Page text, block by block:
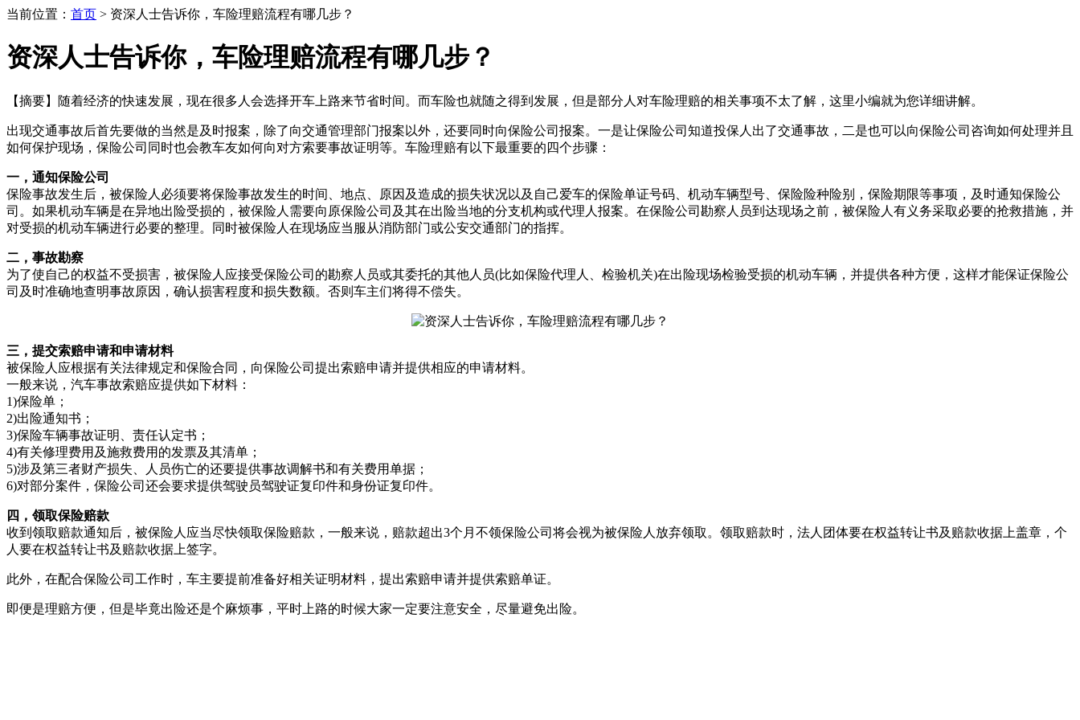
当前位置： 首页 > 资深人士告诉你，车险理赔流程有哪几步？
资深人士告诉你，车险理赔流程有哪几步？
【摘要】 随着经济的快速发展，现在很多人会选择开车上路来节省时间。而车险也就随之得到发展，但是部分人对车险理赔的相关事项不太了解，这里小编就为您详细讲解。
出现交通事故后首先要做的当然是及时报案，除了向交通管理部门报案以外，还要同时向保险公司报案。一是让保险公司知道投保人出了交通事故，二是也可以向保险公司咨询如何处理并且
如何保护现场，保险公司同时也会教车友如何向对方索要事故证明等。车险理赔有以下最重要的四个步骤：
一，通知保险公司
保险事故发生后，被保险人必须要将保险事故发生的时间、地点、原因及造成的损失状况以及自己爱车的保险单证号码、机动车辆型号、保险险种险别，保险期限等事项，及时通知保险公
司。如果机动车辆是在异地出险受损的，被保险人需要向原保险公司及其在出险当地的分支机构或代理人报案。在保险公司勘察人员到达现场之前，被保险人有义务采取必要的抢救措施，并
对受损的机动车辆进行必要的整理。同时被保险人在现场应当服从消防部门或公安交通部门的指挥。
二，事故勘察
为了使自己的权益不受损害，被保险人应接受保险公司的勘察人员或其委托的其他人员(比如保险代理人、检验机关)在出险现场检验受损的机动车辆，并提供各种方便，这样才能保证保险公
司及时准确地查明事故原因，确认损害程度和损失数额。否则车主们将得不偿失。
三，提交索赔申请和申请材料
被保险人应根据有关法律规定和保险合同，向保险公司提出索赔申请并提供相应的申请材料。
一般来说，汽车事故索赔应提供如下材料：
1)保险单；
2)出险通知书；
3)保险车辆事故证明、责任认定书；
4)有关修理费用及施救费用的发票及其清单；
5)涉及第三者财产损失、人员伤亡的还要提供事故调解书和有关费用单据；
6)对部分案件，保险公司还会要求提供驾驶员驾驶证复印件和身份证复印件。
四，领取保险赔款
收到领取赔款通知后，被保险人应当尽快领取保险赔款，一般来说，赔款超出3个月不领保险公司将会视为被保险人放弃领取。领取赔款时，法人团体要在权益转让书及赔款收据上盖章，个
人要在权益转让书及赔款收据上签字。
此外，在配合保险公司工作时，车主要提前准备好相关证明材料，提出索赔申请并提供索赔单证。
即便是理赔方便，但是毕竟出险还是个麻烦事，平时上路的时候大家一定要注意安全，尽量避免出险。